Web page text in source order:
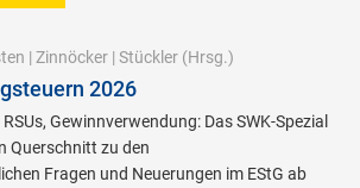
| Zinnöcker | Stückler (Hrsg.)
2026
Gewinnverwendung: Das SWK-Spezial
Querschnitt zu den
Fragen und Neuerungen im EStG ab